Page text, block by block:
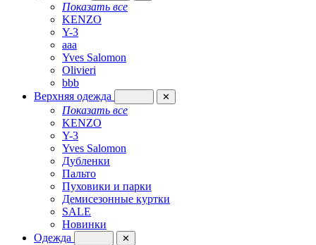
Показать все
KENZO
Y-3
aaa
Yves Salomon
Olivieri
bbb
Верхняя одежда
✕
Показать все
KENZO
Y-3
Yves Salomon
Дубленки
Пальто
Пуховики и парки
Демисезонные куртки
SALE
Новинки
Одежда
✕